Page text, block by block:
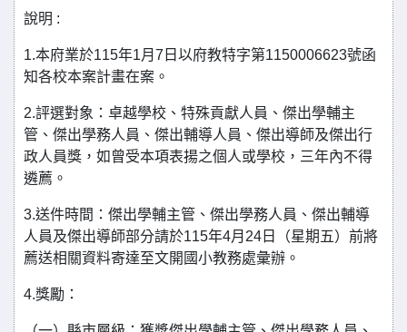
說明 :
1.本府業於115年1月7日以府教特字第1150006623號函
知各校本案計畫在案。
2.評選對象：卓越學校、特殊貢獻人員、傑出學輔主
管、傑出學務人員、傑出輔導人員、傑出導師及傑出行
政人員獎，如曾受本項表揚之個人或學校，三年內不得
遴薦。
3.送件時間：傑出學輔主管、傑出學務人員、傑出輔導
人員及傑出導師部分請於115年4月24日（星期五）前將
薦送相關資料寄達至文開國小教務處彙辦。
4.獎勵：